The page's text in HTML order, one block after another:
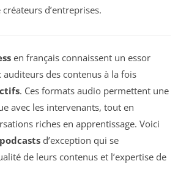
créateurs d’entreprises.
en français connaissent un essor
des contenus à la fois
. Ces formats audio permettent une
avec les intervenants, tout en
riches en apprentissage. Voici
d’exception qui se
de leurs contenus et l’expertise de